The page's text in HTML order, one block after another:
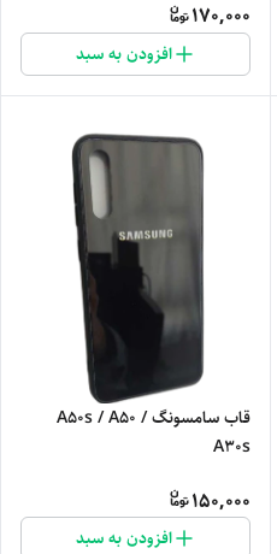
170,000
افزودن به سبد
قاب سامسونگ A50s / A50 /
A30s
150,000
افزودن به سبد